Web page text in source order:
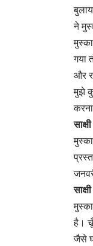
ने
गया
और
मुझे
है।
जैसे